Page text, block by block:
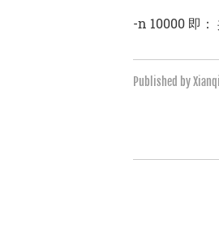
-n 10000 即：
Published by